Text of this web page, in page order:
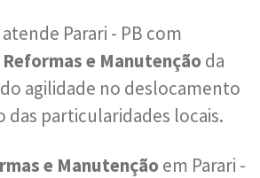
Parari - PB com
Reformas e Manutenção da
agilidade no deslocamento
das particularidades locais.
e Manutenção em Parari -